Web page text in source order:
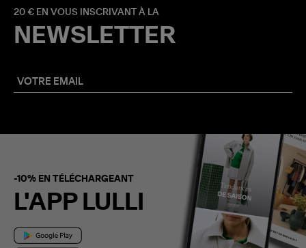
20 € EN VOUS INSCRIVANT À LA
NEWSLETTER
-10% EN TÉLÉCHARGEANT
L'APP LULLI